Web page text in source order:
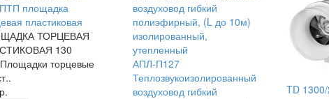
площадка
пластиковая
ТОРЦЕВАЯ
130
торцевые
АПЛ-П127
Теплозвукоизолированный
воздуховод гибкий
TD